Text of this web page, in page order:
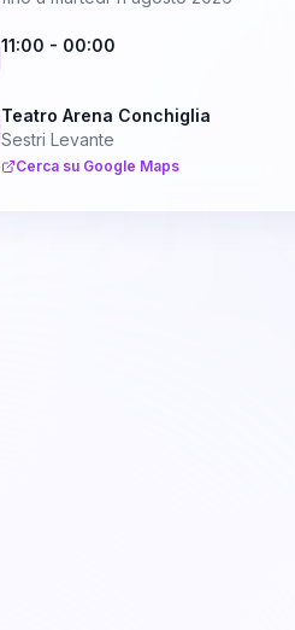
11:00 - 00:00
Teatro Arena Conchiglia
Sestri Levante
Cerca su Google Maps